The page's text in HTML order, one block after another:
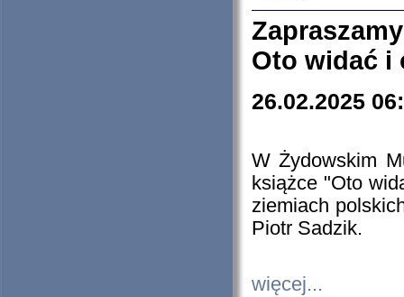
Oto widać i
26.02.2025
W Żydowskim
książce "Oto
ziemiach
Piotr Sadzik.
więcej...